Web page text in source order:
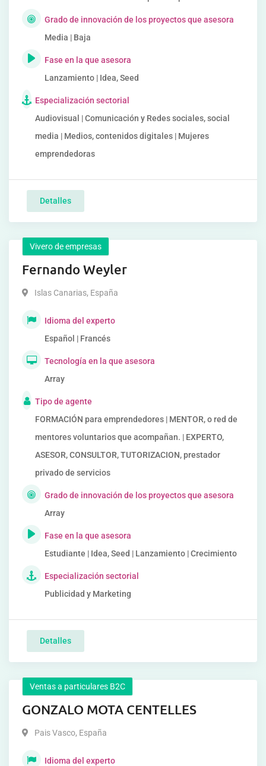
Grado de innovación de los proyectos que asesora
Media | Baja
Fase en la que asesora
Lanzamiento | Idea, Seed
Especialización sectorial
Audiovisual | Comunicación y Redes sociales, social
media | Medios, contenidos digitales | Mujeres
emprendedoras
Detalles
Vivero de empresas
Fernando Weyler
Islas Canarias, España
Idioma del experto
Español | Francés
Tecnología en la que asesora
Array
Tipo de agente
FORMACIÓN para emprendedores | MENTOR, o red de
mentores voluntarios que acompañan. | EXPERTO,
ASESOR, CONSULTOR, TUTORIZACION, prestador
privado de servicios
Grado de innovación de los proyectos que asesora
Array
Fase en la que asesora
Estudiante | Idea, Seed | Lanzamiento | Crecimiento
Especialización sectorial
Publicidad y Marketing
Detalles
Ventas a particulares B2C
GONZALO MOTA CENTELLES
Pais Vasco, España
Idioma del experto